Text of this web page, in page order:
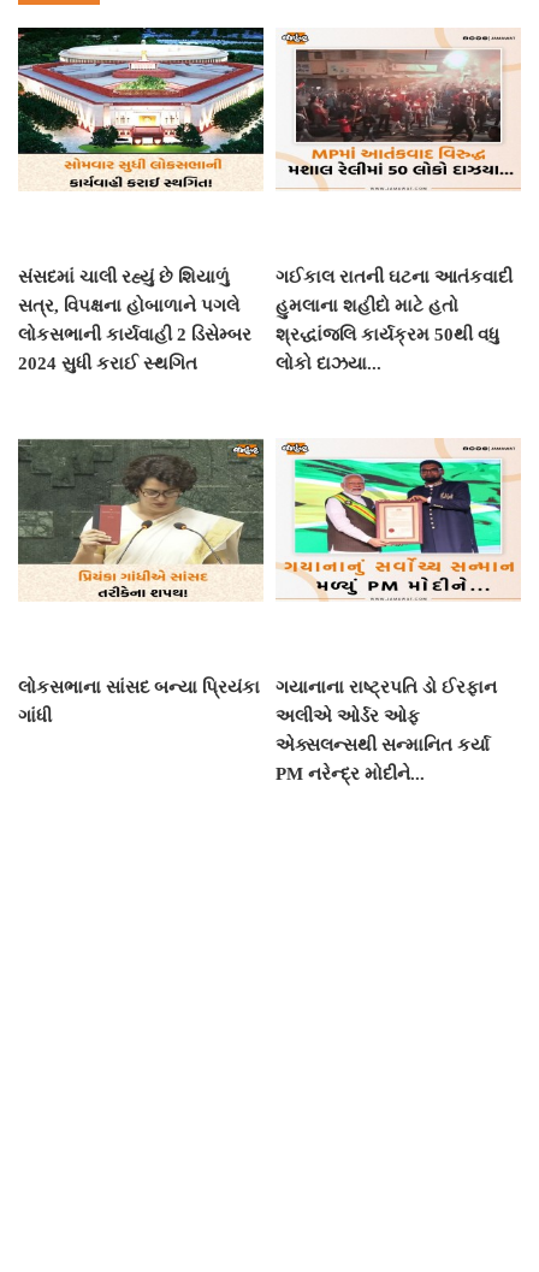
સંસદમાં ચાલી રહ્યું છે શિયાળું
સત્ર, વિપક્ષના હોબાળાને પગલે
લોકસભાની કાર્યવાહી 2 ડિસેમ્બર
2024 સુધી કરાઈ સ્થગિત
ગઈકાલ રાતની ઘટના આતંકવાદી
હુમલાના શહીદો માટે હતો
શ્રદ્ધાંજલિ કાર્યક્રમ 50થી વધુ
લોકો દાઝયા...
લોકસભાના સાંસદ બન્યા પ્રિયંકા
ગાંધી
ગયાનાના રાષ્ટ્રપતિ ડો ઈરફાન
અલીએ ઓર્ડર ઓફ
એક્સલન્સથી સન્માનિત કર્યા
PM નરેન્દ્ર મોદીને...